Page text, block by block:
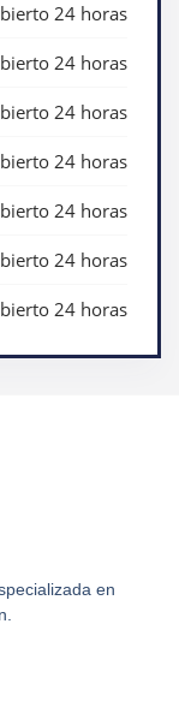
24 horas
24 horas
24 horas
24 horas
24 horas
24 horas
24 horas
en